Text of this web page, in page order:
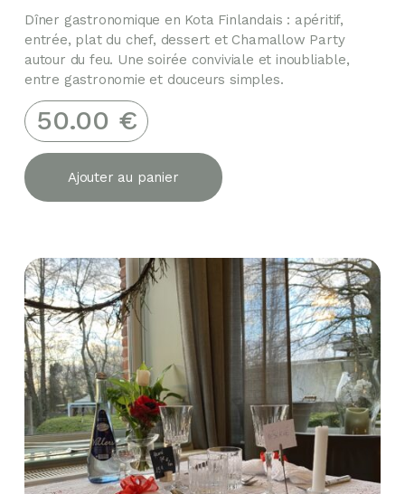
Dîner gastronomique en Kota Finlandais : apéritif,
entrée, plat du chef, dessert et Chamallow Party
autour du feu. Une soirée conviviale et inoubliable,
entre gastronomie et douceurs simples.
50.00 €
Ajouter au panier